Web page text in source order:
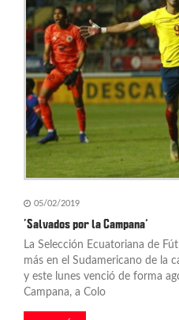
05/02/2019
‘Salvados por la Campana’
La Selección Ecuatoriana de
más en el Sudamericano de la
y este lunes venció de forma
Campana, a Colo